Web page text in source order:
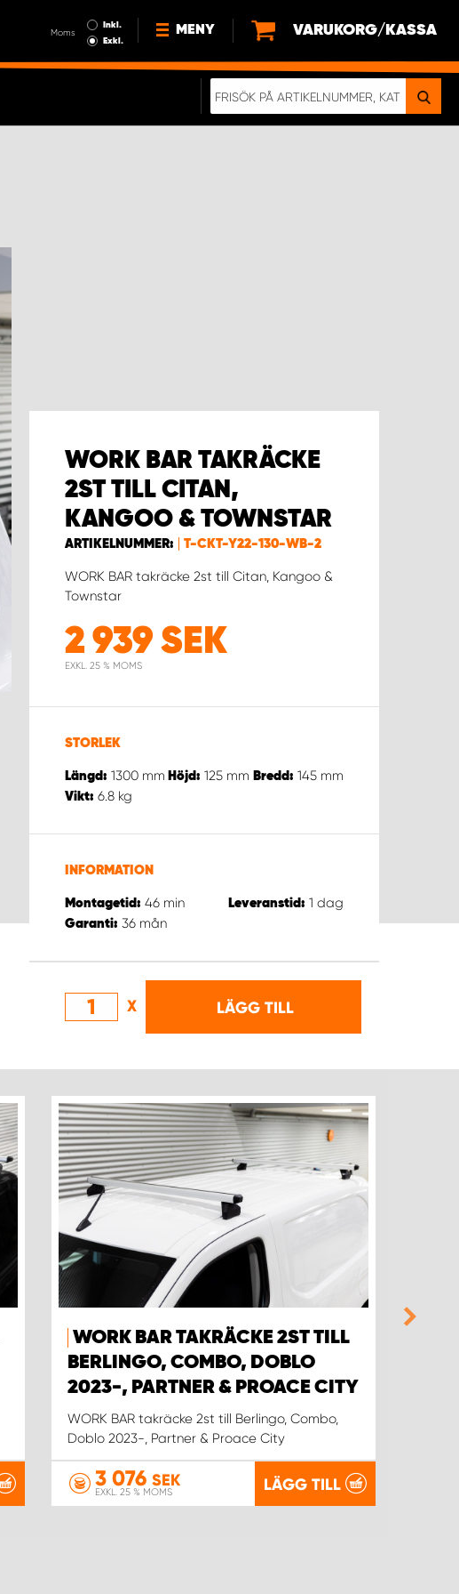
Moms
Inkl.
Exkl.
MENY
NYHETER
VARUKORG/KASSA
WORK BAR TAKRÄCKE
2ST TILL CITAN,
KANGOO & TOWNSTAR
ARTIKELNUMMER: T-CKT-Y22-130-WB-2
WORK BAR takräcke 2st till Citan, Kangoo &
Townstar
2 939 SEK
EXKL. 25 % MOMS
STORLEK
Längd: 1300 mm Höjd: 125 mm Bredd: 145 mm
Vikt: 6.8 kg
INFORMATION
Montagetid: 46 min Leveranstid: 1 dag
Garanti: 36 mån
X LÄGG TILL
WORK BAR TAKRÄCKE 2ST TILL
BERLINGO, COMBO, DOBLO
2023-, PARTNER & PROACE CITY
WORK BAR takräcke 2st till Berlingo, Combo,
Doblo 2023-, Partner & Proace City
3 076 SEK
EXKL. 25 % MOMS LÄGG TILL